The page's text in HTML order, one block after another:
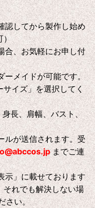
認してから製作し始め
）
合、お気軽にお申し付
ーメイドが可能です。
サイズ」を選択してく
長、肩幅、バスト、
ルが送信されます。受
までご連
示」に載せております
それでも解決しない場
さい。